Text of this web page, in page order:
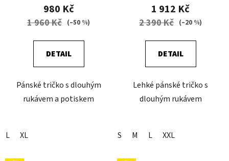
980 Kč
1 960 Kč (–50 %)
DETAIL
Pánské tričko s dlouhým
rukávem a potiskem
L XL
1 912 Kč
2 390 Kč (–20 %)
DETAIL
Lehké pánské tričko s
dlouhým rukávem
S M L XXL